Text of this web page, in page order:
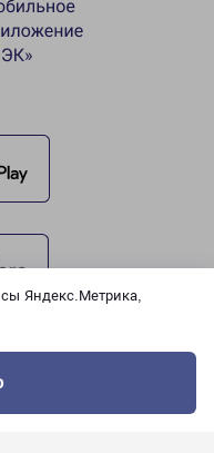
Яндекс.Метрика,